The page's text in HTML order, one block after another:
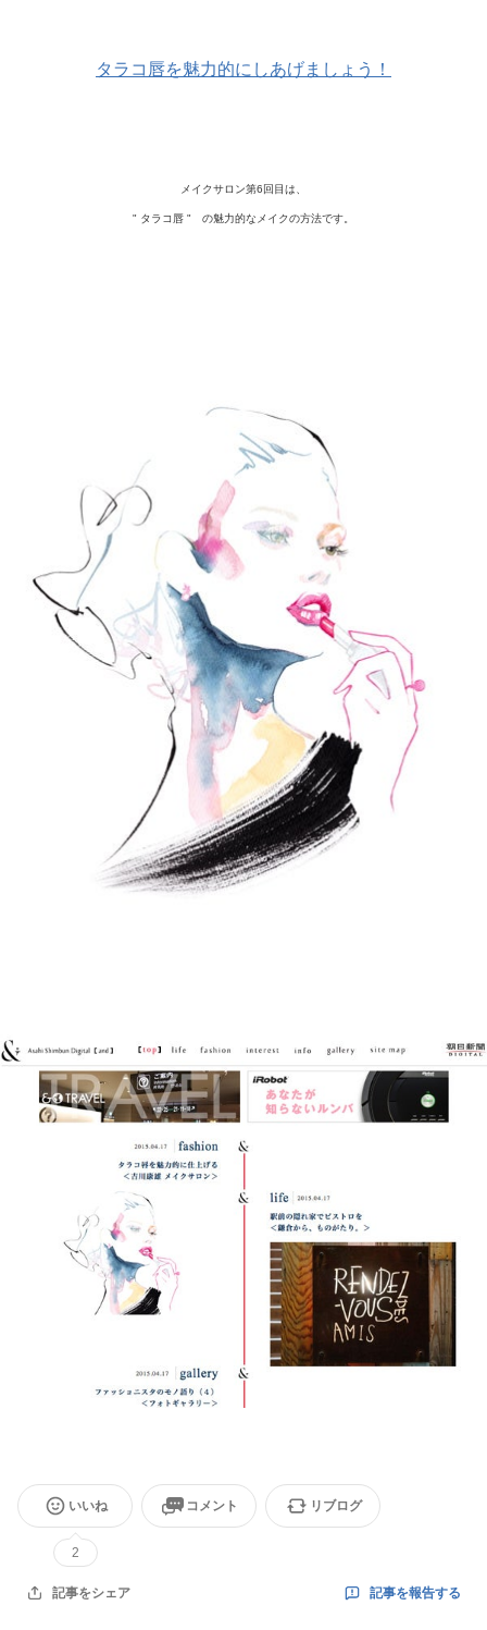
タラコ唇を魅力的にしあげましょう！
メイクサロン第6回目は、
" タラコ唇 " の魅力的なメイクの方法です。
いいね
2
コメント リブログ
記事をシェア 記事を報告する